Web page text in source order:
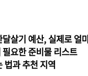
살기 예산, 실제로 얼
요한 준비물 리스트
법과 추천 지역